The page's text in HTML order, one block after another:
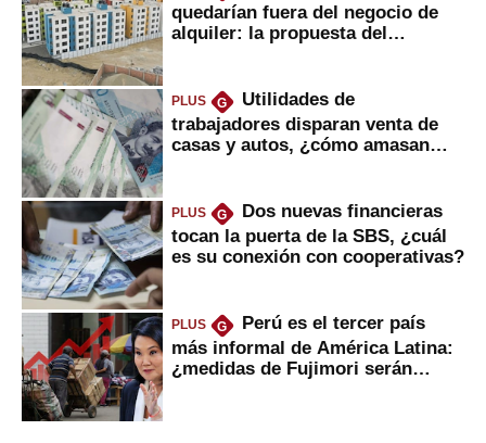
quedarían fuera del negocio de
alquiler: la propuesta del
PLUS G
Utilidades de
trabajadores disparan venta de
casas y autos, ¿cómo amasan
PLUS G
Dos nuevas financieras
tocan la puerta de la SBS, ¿cuál
es su conexión con cooperativas?
PLUS G
Perú es el tercer país
más informal de América Latina:
¿medidas de Fujimori serán